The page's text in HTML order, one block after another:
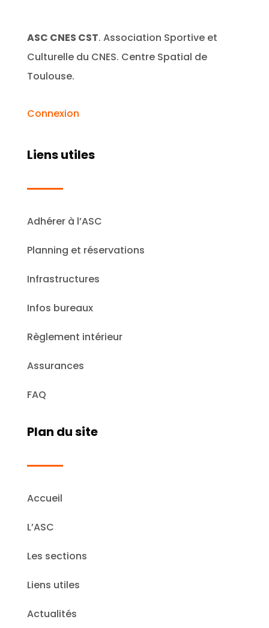
ASC CNES CST. Association Sportive et
Culturelle du CNES. Centre Spatial de
Toulouse.
Connexion
Liens utiles
Adhérer à l’ASC
Planning et réservations
Infrastructures
Infos bureaux
Règlement intérieur
Assurances
FAQ
Plan du site
Accueil
L’ASC
Les sections
Liens utiles
Actualités